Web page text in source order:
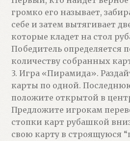
громко его называет,
себе и затем вытягивает
которые кладет на стол
Победитель определяется
количеству собранных
3. Игра «Пирамида».
карты по одной.
положите открытой в
Предложите игрокам
стопки карт рубашкой
свою карту в строящуюся